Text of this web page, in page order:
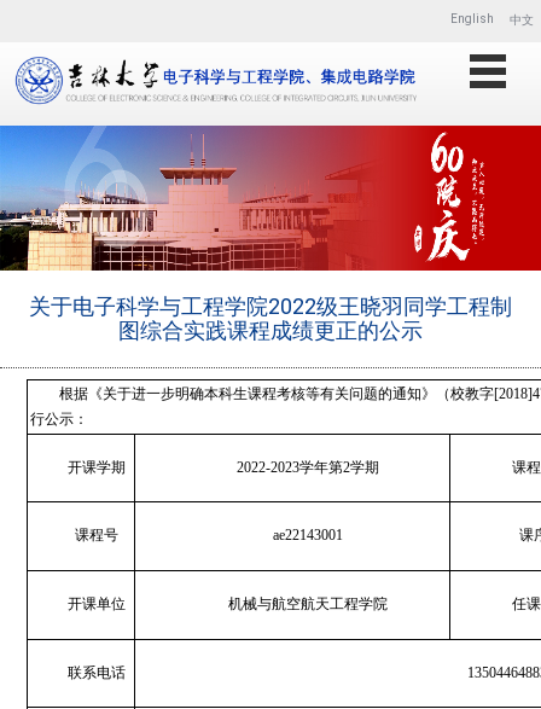
English 中文
关于电子科学与工程学院2022级王晓羽同学工程制
图综合实践课程成绩更正的公示
根据《关于进一步明确本科生课程考核等有关问题的通知》（校教字
行公示：
开课学期 2022-2023学年第2学期 课
课程号 ae22143001 课
开课单位 机械与航空航天工程学院 任
联系电话